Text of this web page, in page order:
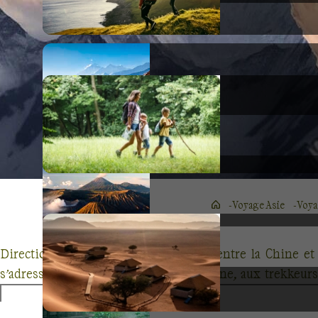
Voyage Asie
Direction le Népal, petit pays coincé entre la Chine
s’adressent aux passionnés de montagne, aux
chaîne de l’Himalaya et peut-être les pentes du mont